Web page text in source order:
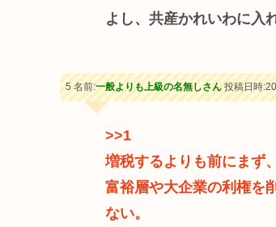
よし、共産かれいわに入
5 名前:一般よりも上級の名無しさん投稿日時
>>1
増税するよりも前にまず
富裕層や大企業の利権を
ない。